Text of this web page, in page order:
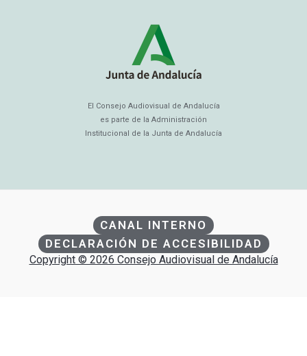
El Consejo Audiovisual de Andalucía
es parte de la Administración
Institucional de la Junta de Andalucía
CANAL INTERNO
DECLARACIÓN DE ACCESIBILIDAD
Copyright © 2026 Consejo Audiovisual de Andalucía